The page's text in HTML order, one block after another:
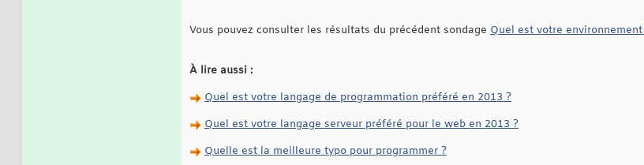
Vous pouvez consulter les résultats du précédent sondage Quel est votre
À lire aussi :
Quel est votre langage de programmation préféré en 2013 ?
Quel est votre langage serveur préféré pour le web en 2013 ?
Quelle est la meilleure typo pour programmer ?